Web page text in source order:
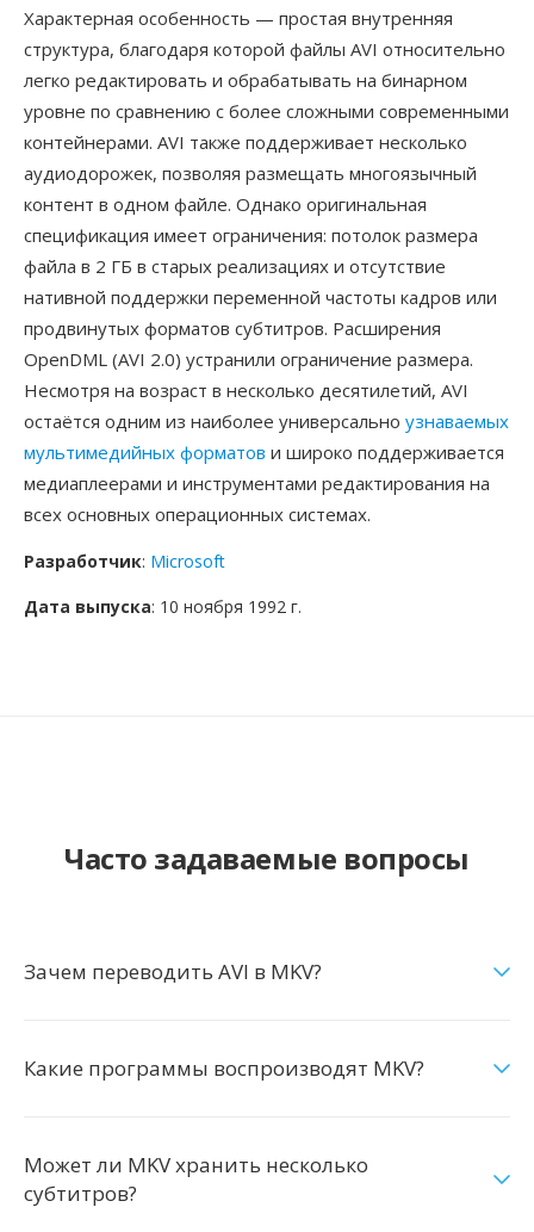
Характерная особенность — простая внутренняя
структура, благодаря которой файлы AVI относительно
легко редактировать и обрабатывать на бинарном
уровне по сравнению с более сложными современными
контейнерами. AVI также поддерживает несколько
аудиодорожек, позволяя размещать многоязычный
контент в одном файле. Однако оригинальная
спецификация имеет ограничения: потолок размера
файла в 2 ГБ в старых реализациях и отсутствие
нативной поддержки переменной частоты кадров или
продвинутых форматов субтитров. Расширения
OpenDML (AVI 2.0) устранили ограничение размера.
Несмотря на возраст в несколько десятилетий, AVI
остаётся одним из наиболее универсально узнаваемых
мультимедийных форматов и широко поддерживается
медиаплеерами и инструментами редактирования на
всех основных операционных системах.
Разработчик: Microsoft
Дата выпуска: 10 ноября 1992 г.
Часто задаваемые вопросы
Зачем переводить AVI в MKV?
Какие программы воспроизводят MKV?
Может ли MKV хранить несколько
субтитров?